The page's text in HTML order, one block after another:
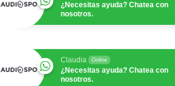
¿Necesitas ayuda? Chatea con
nosotros.
Claudia Online
¿Necesitas ayuda? Chatea con
nosotros.